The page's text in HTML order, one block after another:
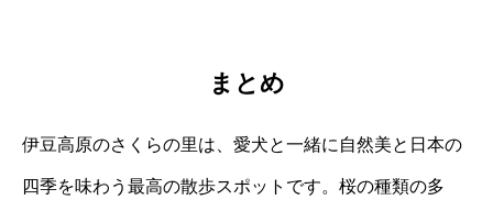
まとめ
伊豆高原のさくらの里は、愛犬と一緒に自然美と日本の
四季を味わう最高の散歩スポットです。桜の種類の多